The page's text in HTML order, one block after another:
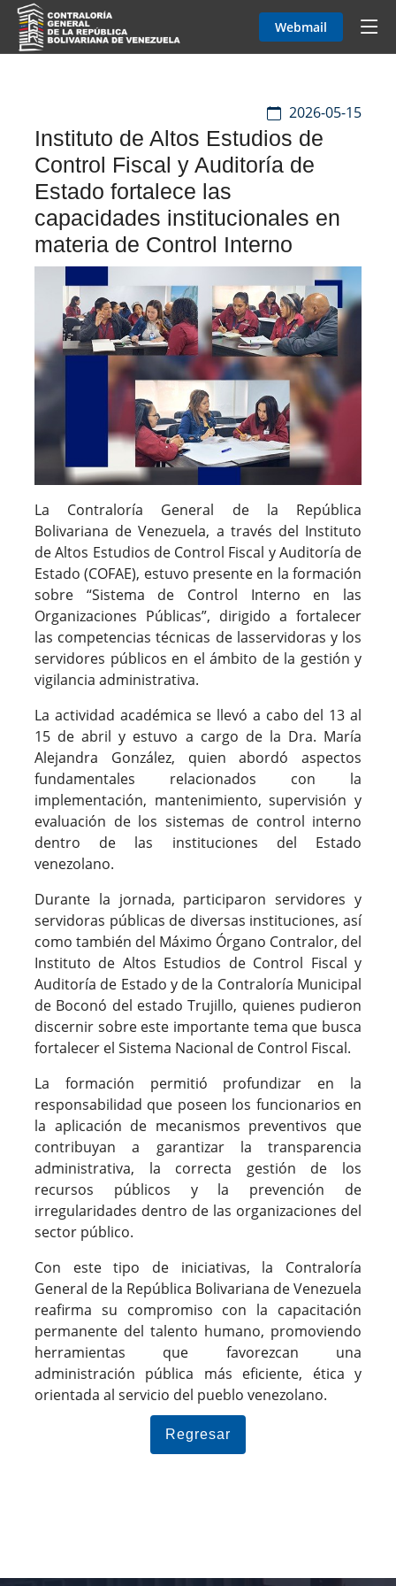
Webmail
2026-05-15
Instituto de Altos Estudios de
Control Fiscal y Auditoría de
Estado fortalece las
capacidades institucionales en
materia de Control Interno
La Contraloría General de la República
Bolivariana de Venezuela, a través del Instituto
de Altos Estudios de Control Fiscal y Auditoría de
Estado (COFAE), estuvo presente en la formación
sobre “Sistema de Control Interno en las
Organizaciones Públicas”, dirigido a fortalecer
las competencias técnicas de lasservidoras y los
servidores públicos en el ámbito de la gestión y
vigilancia administrativa.
La actividad académica se llevó a cabo del 13 al
15 de abril y estuvo a cargo de la Dra. María
Alejandra González, quien abordó aspectos
fundamentales relacionados con la
implementación, mantenimiento, supervisión y
evaluación de los sistemas de control interno
dentro de las instituciones del Estado
venezolano.
Durante la jornada, participaron servidores y
servidoras públicas de diversas instituciones, así
como también del Máximo Órgano Contralor, del
Instituto de Altos Estudios de Control Fiscal y
Auditoría de Estado y de la Contraloría Municipal
de Boconó del estado Trujillo, quienes pudieron
discernir sobre este importante tema que busca
fortalecer el Sistema Nacional de Control Fiscal.
La formación permitió profundizar en la
responsabilidad que poseen los funcionarios en
la aplicación de mecanismos preventivos que
contribuyan a garantizar la transparencia
administrativa, la correcta gestión de los
recursos públicos y la prevención de
irregularidades dentro de las organizaciones del
sector público.
Con este tipo de iniciativas, la Contraloría
General de la República Bolivariana de Venezuela
reafirma su compromiso con la capacitación
permanente del talento humano, promoviendo
herramientas que favorezcan una
administración pública más eficiente, ética y
orientada al servicio del pueblo venezolano.
Regresar